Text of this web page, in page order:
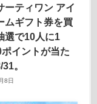
ーティワン アイ
ムギフト券を買
選で10人に1
ポイントが当た
。
8日